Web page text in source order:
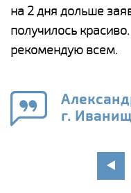
на 2 дня дольше
получилось
рекомендую всем.
г.